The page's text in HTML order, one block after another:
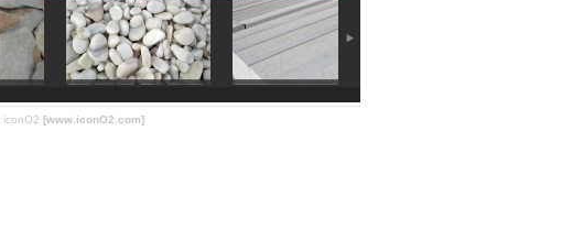
iconO2 [www.iconO2.com]